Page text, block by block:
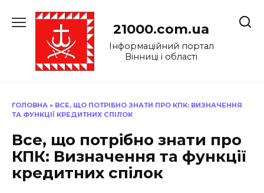
до
21000.com.ua
Інформаційний портал
Вінниці і області
ГОЛОВНА » ВСЕ, ЩО ПОТРІБНО ЗНАТИ ПРО КПК: ВИЗНАЧЕННЯ
ТА ФУНКЦІЇ КРЕДИТНИХ СПІЛОК
Все, що потрібно знати про
КПК: Визначення та функції
кредитних спілок